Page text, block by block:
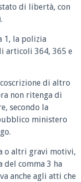
di libertà, con
1, la polizia
articoli 364, 365 e
di altro
non ritenga di
secondo la
ministero
o altri gravi motivi,
comma 3 ha
anche agli atti che